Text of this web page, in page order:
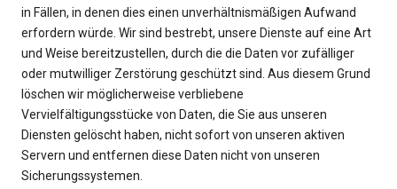
in Fällen, in denen dies einen unverhältnismäßigen Aufwand
erfordern würde. Wir sind bestrebt, unsere Dienste auf eine Art
und Weise bereitzustellen, durch die die Daten vor zufälliger
oder mutwilliger Zerstörung geschützt sind. Aus diesem Grund
löschen wir möglicherweise verbliebene
Vervielfältigungsstücke von Daten, die Sie aus unseren
Diensten gelöscht haben, nicht sofort von unseren aktiven
Servern und entfernen diese Daten nicht von unseren
Sicherungssystemen.